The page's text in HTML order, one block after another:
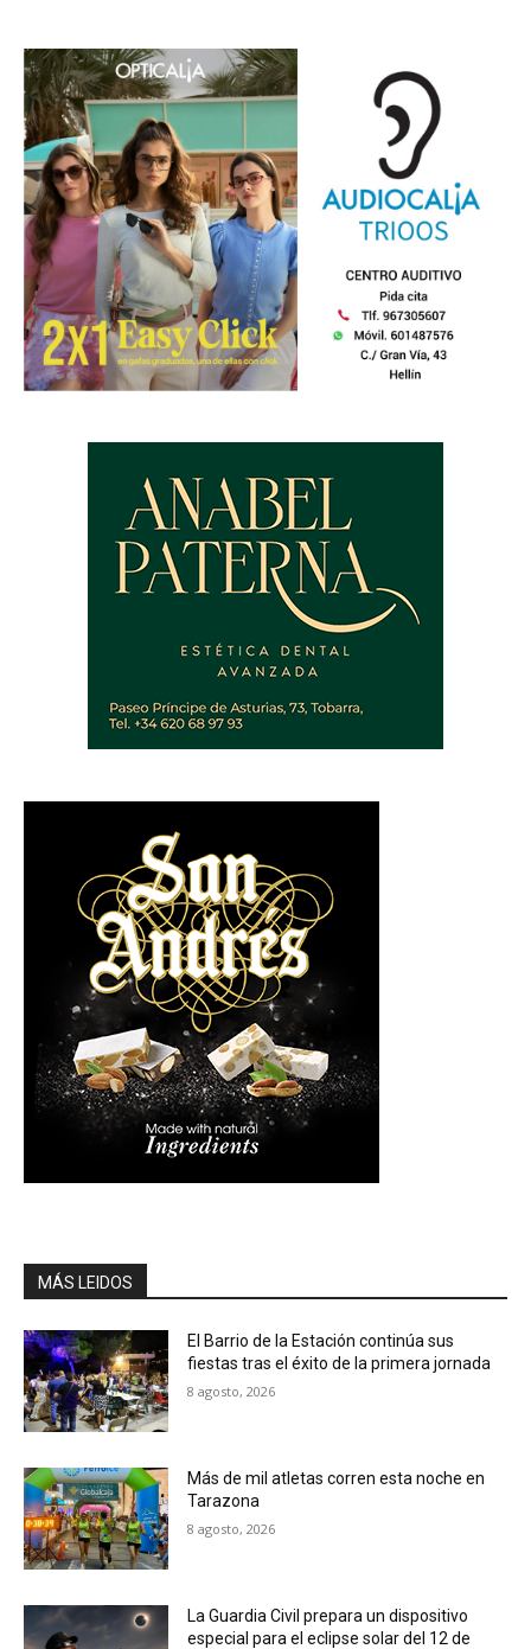
MÁS LEIDOS
El Barrio de la Estación continúa sus
fiestas tras el éxito de la primera jornada
8 agosto, 2026
Más de mil atletas corren esta noche en
Tarazona
8 agosto, 2026
La Guardia Civil prepara un dispositivo
especial para el eclipse solar del 12 de